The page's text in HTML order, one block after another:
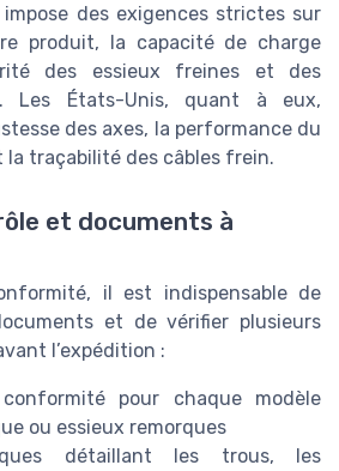
impose des exigences strictes sur
produit, la capacité de charge
des essieux freines et des
Les États-Unis, quant à eux,
des axes, la performance du
traçabilité des câbles frein.
et documents à
il est indispensable de
et de vérifier plusieurs
l’expédition :
pour chaque modèle
ou essieux remorques
détaillant les trous, les